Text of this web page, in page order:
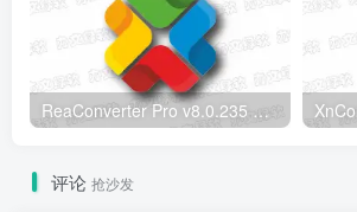
ReaConverter Pro v8.0.235 便携版 – 批量图片转换处理工具
评论 抢沙发